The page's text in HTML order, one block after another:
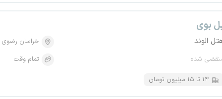
بوی
الوند
شده
خراسان رضوی
تمام وقت
۱۴ تا ۱۵ میلیون تومان